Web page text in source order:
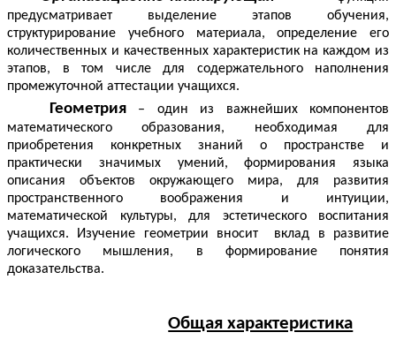
предусматривает выделение этапов обучения,
структурирование учебного материала, определение его
количественных и качественных характеристик на каждом из
этапов, в том числе для содержательного наполнения
промежуточной аттестации учащихся.
Геометрия
– один из важнейших компонентов
математического образования, необходимая для
приобретения конкретных знаний о пространстве и
практически значимых умений, формирования языка
описания объектов окружающего мира, для развития
пространственного воображения и интуиции,
математической культуры, для эстетического воспитания
учащихся. Изучение геометрии вносит вклад в развитие
логического мышления, в формирование понятия
доказательства.
Общая характеристика